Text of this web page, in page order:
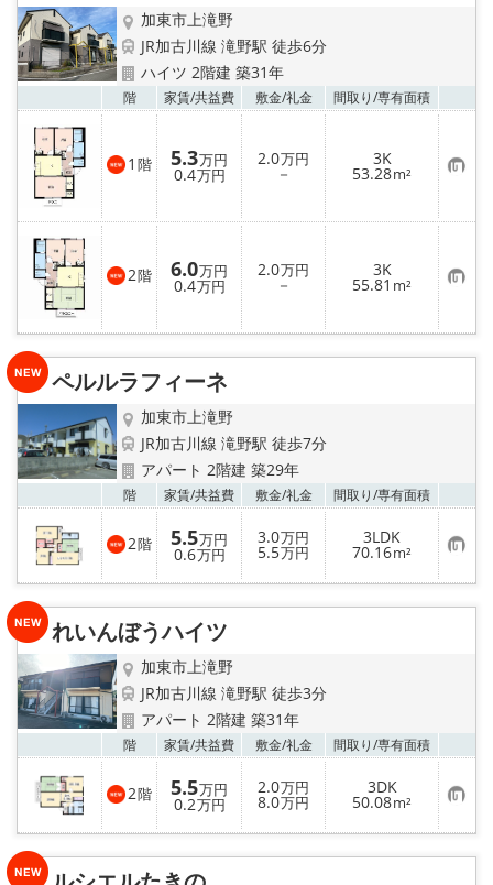
加東市上滝野
JR加古川線 滝野駅 徒歩6分
ハイツ 2階建 築31年
階 家賃/共益費 敷金/礼金 間取り/専有面積
1 階 5.3万円
0.4万円
2.0万円
－
3K
53.28m² お
気
に
入
り
登
録
2階 6.0万円
0.4万円
2.0万円
－
3K
55.81 m² お
気
に
入
登
ペルルラフィーネ
加東市上滝野
JR加古川線 滝野駅 徒歩7分
アパート 2階建 築29年
階 家賃/共益費 敷金/礼金 間取り/専有面積
2階 5.5万円
0.6万円
3.0万円
5.5万円
3LDK
70.16m² お
気
に
り
れいんぼうハイツ
加東市上滝野
JR加古川線 滝野駅 徒歩3分
アパート 2階建 築31年
階 家賃/共益費 敷金/礼金 間取り/専有面積
2階 5.5万円
0.2万円
2.0万円
8.0万円
3DK
50.08m² お
気
に
り